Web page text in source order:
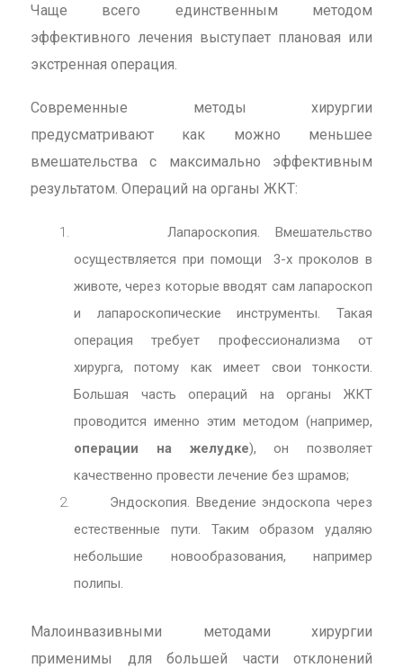
Чаще всего единственным методом
эффективного лечения выступает плановая или
экстренная операция.
Современные методы хирургии
предусматривают как можно меньшее
вмешательства с максимально эффективным
результатом. Операций на органы ЖКТ:
Лапароскопия. Вмешательство
осуществляется при помощи 3-х проколов в
животе, через которые вводят сам лапароскоп
и лапароскопические инструменты. Такая
операция требует профессионализма от
хирурга, потому как имеет свои тонкости.
Большая часть операций на органы ЖКТ
проводится именно этим методом (например,
операции на желудке), он позволяет
качественно провести лечение без шрамов;
Эндоскопия. Введение эндоскопа через
естественные пути. Таким образом удаляю
небольшие новообразования, например
полипы.
Малоинвазивными методами хирургии
применимы для большей части отклонений